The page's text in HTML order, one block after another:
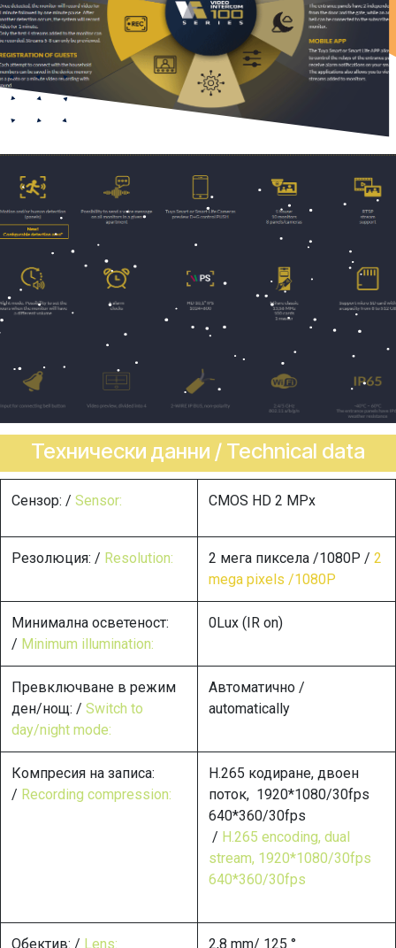
Технически данни / Technical data
Сензор: / Sensor: CMOS HD 2 MPx
Резолюция: / Resolution: 2 мега пиксела /1080P / 2
mega pixels /1080P
Минимална осветеност:
/ Minimum illumination:
0Lux (IR on)
Превключване в режим
ден/нощ: / Switch to
day/night mode:
Автоматично /
automatically
Компресия на записа:
/ Recording compression:
H.265 кодиране, двоен
поток, 1920*1080/30fps
640*360/30fps
/ H.265 encoding, dual
stream, 1920*1080/30fps
640*360/30fps
Обектив: / Lens: 2,8 mm/ 125 °